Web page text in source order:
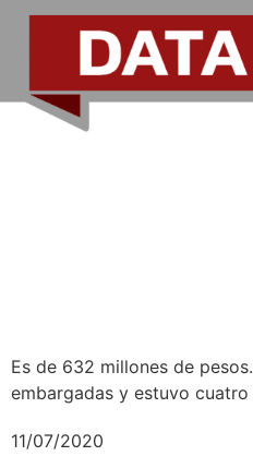
Es de 632 millones de
embargadas y estuvo cuatro
11/07/2020